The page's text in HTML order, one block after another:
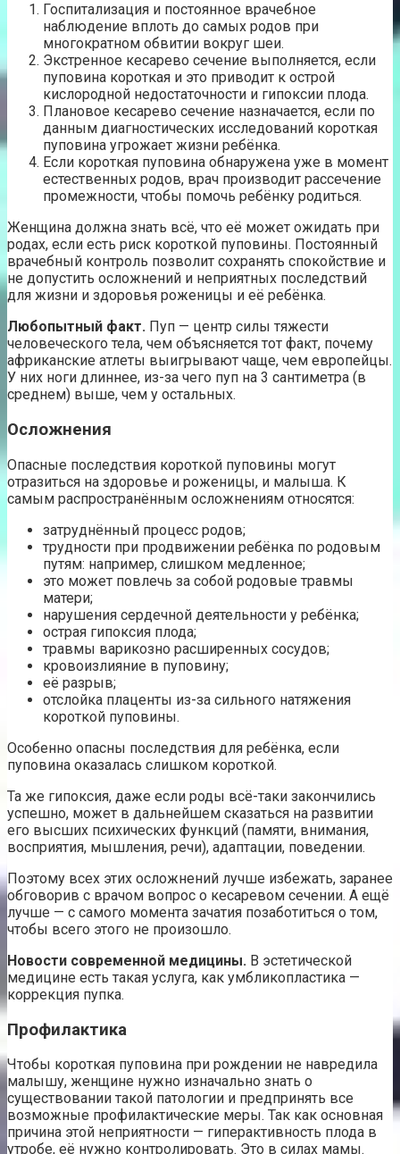
Госпитализация и постоянное врачебное
наблюдение вплоть до самых родов при
многократном обвитии вокруг шеи.
Экстренное кесарево сечение выполняется, если
пуповина короткая и это приводит к острой
кислородной недостаточности и гипоксии плода.
Плановое кесарево сечение назначается, если по
данным диагностических исследований короткая
пуповина угрожает жизни ребёнка.
Если короткая пуповина обнаружена уже в момент
естественных родов, врач производит рассечение
промежности, чтобы помочь ребёнку родиться.
Женщина должна знать всё, что её может ожидать при
родах, если есть риск короткой пуповины. Постоянный
врачебный контроль позволит сохранять спокойствие и
не допустить осложнений и неприятных последствий
для жизни и здоровья роженицы и её ребёнка.
Любопытный факт. Пуп — центр силы тяжести
человеческого тела, чем объясняется тот факт, почему
африканские атлеты выигрывают чаще, чем европейцы.
У них ноги длиннее, из-за чего пуп на 3 сантиметра (в
среднем) выше, чем у остальных.
Осложнения
Опасные последствия короткой пуповины могут
отразиться на здоровье и роженицы, и малыша. К
самым распространённым осложнениям относятся:
затруднённый процесс родов;
трудности при продвижении ребёнка по родовым
путям: например, слишком медленное;
это может повлечь за собой родовые травмы
матери;
нарушения сердечной деятельности у ребёнка;
острая гипоксия плода;
травмы варикозно расширенных сосудов;
кровоизлияние в пуповину;
её разрыв;
отслойка плаценты из-за сильного натяжения
короткой пуповины.
Особенно опасны последствия для ребёнка, если
пуповина оказалась слишком короткой.
Та же гипоксия, даже если роды всё-таки закончились
успешно, может в дальнейшем сказаться на развитии
его высших психических функций (памяти, внимания,
восприятия, мышления, речи), адаптации, поведении.
Поэтому всех этих осложнений лучше избежать, заранее
обговорив с врачом вопрос о кесаревом сечении. А ещё
лучше — с самого момента зачатия позаботиться о том,
чтобы всего этого не произошло.
Новости современной медицины. В эстетической
медицине есть такая услуга, как умбликопластика —
коррекция пупка.
Профилактика
Чтобы короткая пуповина при рождении не навредила
малышу, женщине нужно изначально знать о
существовании такой патологии и предпринять все
возможные профилактические меры. Так как основная
причина этой неприятности — гиперактивность плода в
утробе, её нужно контролировать. Это в силах мамы.